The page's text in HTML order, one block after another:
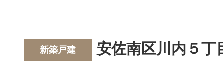
新築戸建 安佐南区川内５